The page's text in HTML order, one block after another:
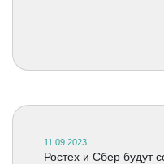
11.09.2023
Ростех и Сбер будут